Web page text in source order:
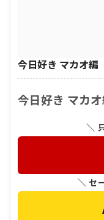
今日好き マカオ編
今日好き マカ
＼
＼ セ